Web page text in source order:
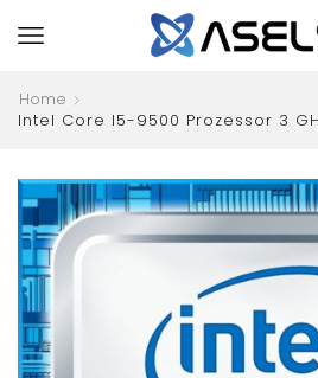
Home
Intel Core I5-9500 Prozessor 3